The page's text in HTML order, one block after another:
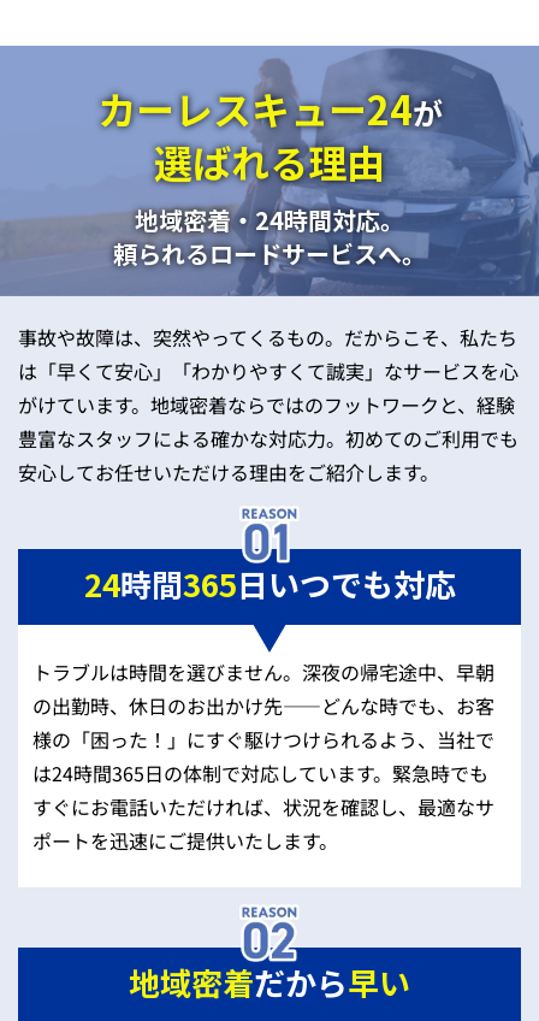
カーレスキュー24が
選ばれる理由
地域密着・24時間対応。
頼られるロードサービスへ。
事故や故障は、突然やってくるもの。だからこそ、私たち
は「早くて安心」「わかりやすくて誠実」なサービスを心
がけています。地域密着ならではのフットワークと、経験
豊富なスタッフによる確かな対応力。初めてのご利用でも
安心してお任せいただける理由をご紹介します。
24時間365日いつでも対応
トラブルは時間を選びません。深夜の帰宅途中、早朝
の出勤時、休日のお出かけ先——どんな時でも、お客
様の「困った！」にすぐ駆けつけられるよう、当社で
は24時間365日の体制で対応しています。緊急時でも
すぐにお電話いただければ、状況を確認し、最適なサ
ポートを迅速にご提供いたします。
地域密着だから早い